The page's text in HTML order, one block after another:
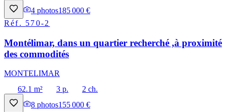
4 photos185 000 €
Réf. 570-2
Montélimar, dans un quartier recherché ,à proximité
des commodités
MONTELIMAR
62.1 m²
3 p.
2 ch.
8 photos155 000 €